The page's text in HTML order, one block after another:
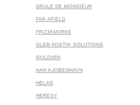
DROLE DE MONSIEUR
FAR AFIELD
FRIZMWORKS
GLEB KOSTIN .SOLUTIONS
GOLDWIN
HAN KJOBENHAVN
HELAS
HERESY